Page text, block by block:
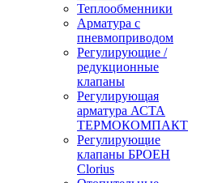
Теплообменники
Арматура с
пневмоприводом
Регулирующие /
редукционные
клапаны
Регулирующая
арматура АСТА
ТЕРМОКОМПАКТ
Регулирующие
клапаны БРОЕН
Clorius